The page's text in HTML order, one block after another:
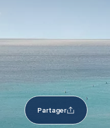
Partager